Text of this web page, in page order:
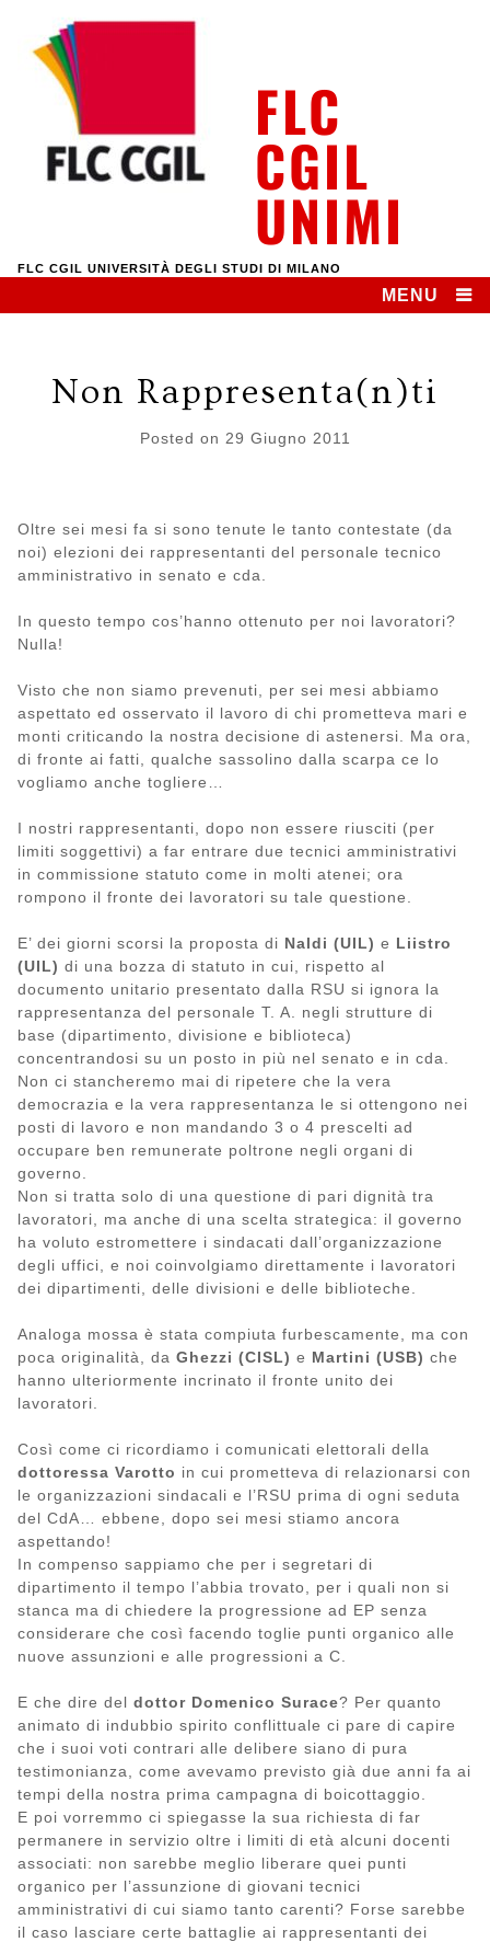
content
FLC
CGIL
UNIMI
FLC CGIL UNIVERSITÀ DEGLI STUDI DI MILANO
MENU
Non Rappresenta(n)ti
Posted on 29 Giugno 2011
Oltre sei mesi fa si sono tenute le tanto contestate (da
noi) elezioni dei rappresentanti del personale tecnico
amministrativo in senato e cda.
In questo tempo cos’hanno ottenuto per noi lavoratori?
Nulla!
Visto che non siamo prevenuti, per sei mesi abbiamo
aspettato ed osservato il lavoro di chi prometteva mari e
monti criticando la nostra decisione di astenersi. Ma ora,
di fronte ai fatti, qualche sassolino dalla scarpa ce lo
vogliamo anche togliere…
I nostri rappresentanti, dopo non essere riusciti (per
limiti soggettivi) a far entrare due tecnici amministrativi
in commissione statuto come in molti atenei; ora
rompono il fronte dei lavoratori su tale questione.
E’ dei giorni scorsi la proposta di Naldi (UIL) e Liistro
(UIL) di una bozza di statuto in cui, rispetto al
documento unitario presentato dalla RSU si ignora la
rappresentanza del personale T. A. negli strutture di
base (dipartimento, divisione e biblioteca)
concentrandosi su un posto in più nel senato e in cda.
Non ci stancheremo mai di ripetere che la vera
democrazia e la vera rappresentanza le si ottengono nei
posti di lavoro e non mandando 3 o 4 prescelti ad
occupare ben remunerate poltrone negli organi di
governo.
Non si tratta solo di una questione di pari dignità tra
lavoratori, ma anche di una scelta strategica: il governo
ha voluto estromettere i sindacati dall’organizzazione
degli uffici, e noi coinvolgiamo direttamente i lavoratori
dei dipartimenti, delle divisioni e delle biblioteche.
Analoga mossa è stata compiuta furbescamente, ma con
poca originalità, da Ghezzi (CISL) e Martini (USB) che
hanno ulteriormente incrinato il fronte unito dei
lavoratori.
Così come ci ricordiamo i comunicati elettorali della
dottoressa Varotto in cui prometteva di relazionarsi con
le organizzazioni sindacali e l’RSU prima di ogni seduta
del CdA… ebbene, dopo sei mesi stiamo ancora
aspettando!
In compenso sappiamo che per i segretari di
dipartimento il tempo l’abbia trovato, per i quali non si
stanca ma di chiedere la progressione ad EP senza
considerare che così facendo toglie punti organico alle
nuove assunzioni e alle progressioni a C.
E che dire del dottor Domenico Surace? Per quanto
animato di indubbio spirito conflittuale ci pare di capire
che i suoi voti contrari alle delibere siano di pura
testimonianza, come avevamo previsto già due anni fa ai
tempi della nostra prima campagna di boicottaggio.
E poi vorremmo ci spiegasse la sua richiesta di far
permanere in servizio oltre i limiti di età alcuni docenti
associati: non sarebbe meglio liberare quei punti
organico per l’assunzione di giovani tecnici
amministrativi di cui siamo tanto carenti? Forse sarebbe
il caso lasciare certe battaglie ai rappresentanti dei